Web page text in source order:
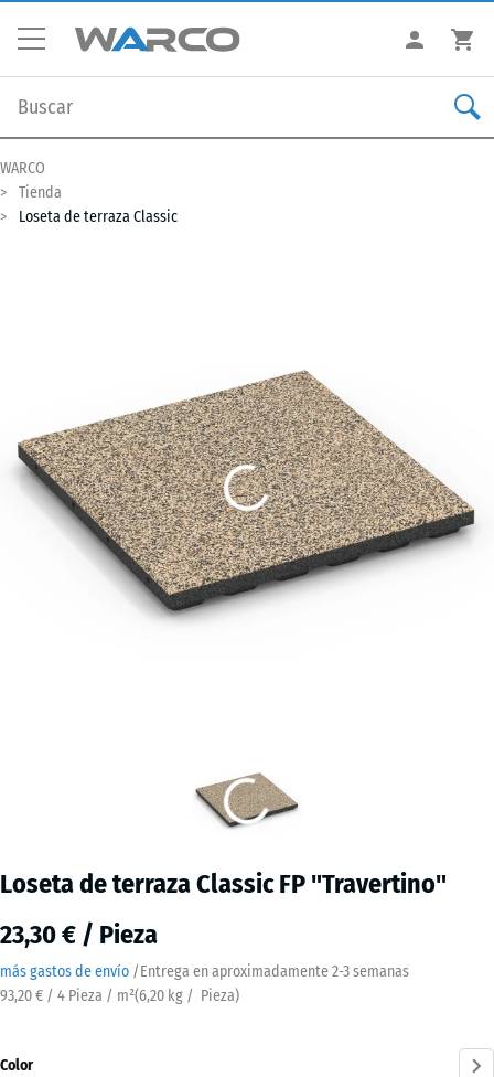
WARCO
Tienda
Loseta de terraza Classic
Loseta de terraza Classic FP "Travertino"
23,30 € / Pieza
más gastos de envío /Entrega en aproximadamente2-3 semanas
93,20 € / 4 Pieza / m²(6,20 kg / Pieza)
Color